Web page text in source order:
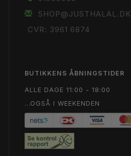
SHOP@JUSTHALAL.DK
CVR: 3961 6874
BUTIKKENS ÅBNINGSTIDER
ALLE DAGE 11:00 - 18:00
...OGSÅ I WEEKENDEN